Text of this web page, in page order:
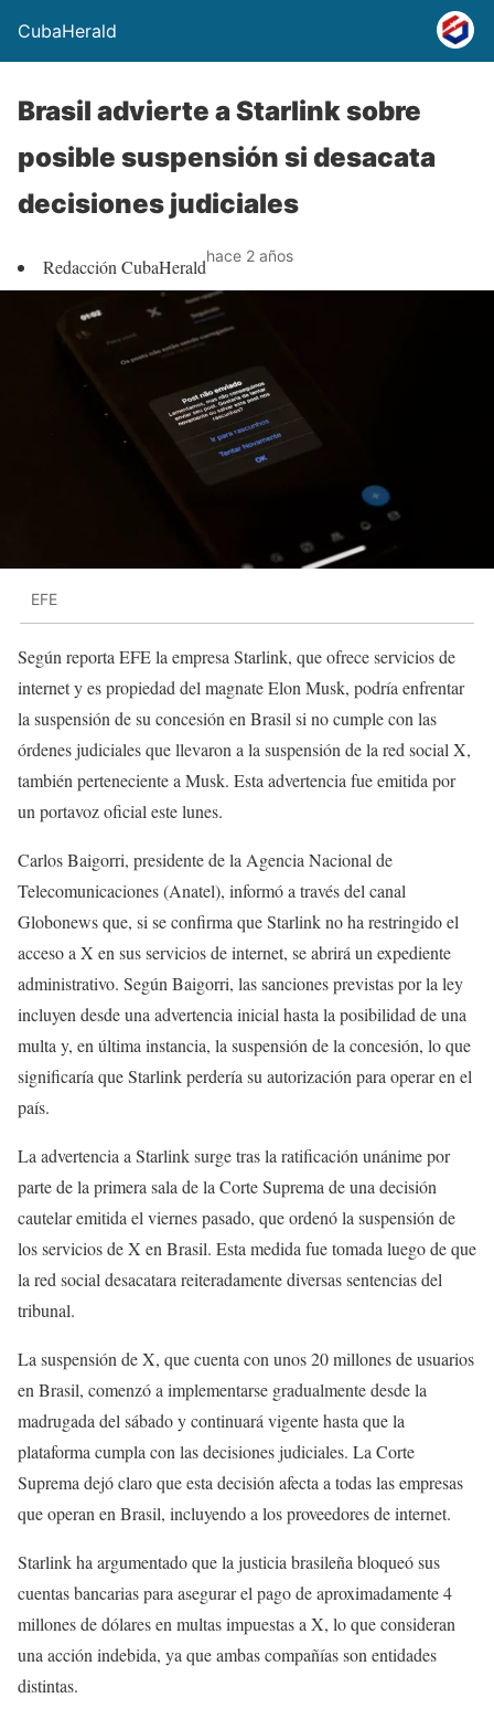
CubaHerald
Brasil advierte a Starlink sobre
posible suspensión si desacata
decisiones judiciales
Redacción CubaHeraldhace 2 años
EFE
Según reporta EFE la empresa Starlink, que ofrece servicios de
internet y es propiedad del magnate Elon Musk, podría enfrentar
la suspensión de su concesión en Brasil si no cumple con las
órdenes judiciales que llevaron a la suspensión de la red social X,
también perteneciente a Musk. Esta advertencia fue emitida por
un portavoz oficial este lunes.
Carlos Baigorri, presidente de la Agencia Nacional de
Telecomunicaciones (Anatel), informó a través del canal
Globonews que, si se confirma que Starlink no ha restringido el
acceso a X en sus servicios de internet, se abrirá un expediente
administrativo. Según Baigorri, las sanciones previstas por la ley
incluyen desde una advertencia inicial hasta la posibilidad de una
multa y, en última instancia, la suspensión de la concesión, lo que
significaría que Starlink perdería su autorización para operar en el
país.
La advertencia a Starlink surge tras la ratificación unánime por
parte de la primera sala de la Corte Suprema de una decisión
cautelar emitida el viernes pasado, que ordenó la suspensión de
los servicios de X en Brasil. Esta medida fue tomada luego de que
la red social desacatara reiteradamente diversas sentencias del
tribunal.
La suspensión de X, que cuenta con unos 20 millones de usuarios
en Brasil, comenzó a implementarse gradualmente desde la
madrugada del sábado y continuará vigente hasta que la
plataforma cumpla con las decisiones judiciales. La Corte
Suprema dejó claro que esta decisión afecta a todas las empresas
que operan en Brasil, incluyendo a los proveedores de internet.
Starlink ha argumentado que la justicia brasileña bloqueó sus
cuentas bancarias para asegurar el pago de aproximadamente 4
millones de dólares en multas impuestas a X, lo que consideran
una acción indebida, ya que ambas compañías son entidades
distintas.